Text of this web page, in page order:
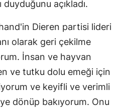
açıkladı.
Dieren partisi lideri
olarak geri çekilme
İnsan ve hayvan
ve tutku dolu emeği için
ve keyifli ve verimli
dönüp bakıyorum. Onu